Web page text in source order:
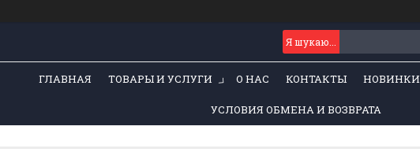
ГЛАВНАЯ ТОВАРЫ И УСЛУГИ О НАС КОНТАКТЫ НОВИНКИ
УСЛОВИЯ ОБМЕНА И ВОЗВРАТА